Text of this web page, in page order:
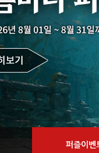
퍼즐이벤